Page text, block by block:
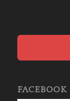
FACEBOOK